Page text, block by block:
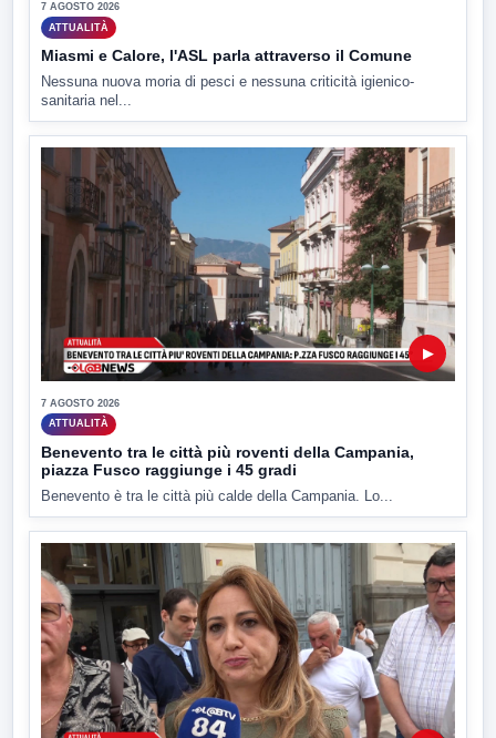
7 AGOSTO 2026
ATTUALITÀ
Miasmi e Calore, l'ASL parla attraverso il Comune
Nessuna nuova moria di pesci e nessuna criticità igienico-
sanitaria nel...
▶
7 AGOSTO 2026
ATTUALITÀ
Benevento tra le città più roventi della Campania,
piazza Fusco raggiunge i 45 gradi
Benevento è tra le città più calde della Campania. Lo...